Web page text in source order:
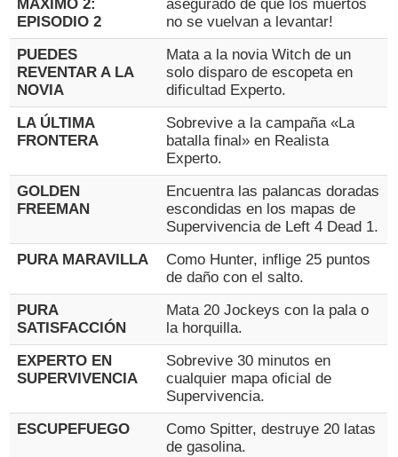
MÁXIMO 2:
EPISODIO 2
asegurado de que los muertos
no se vuelvan a levantar!
PUEDES
REVENTAR A LA
NOVIA
Mata a la novia Witch de un
solo disparo de escopeta en
dificultad Experto.
LA ÚLTIMA
FRONTERA
Sobrevive a la campaña «La
batalla final» en Realista
Experto.
GOLDEN
FREEMAN
Encuentra las palancas doradas
escondidas en los mapas de
Supervivencia de Left 4 Dead 1.
PURA MARAVILLA
Como Hunter, inflige 25 puntos
de daño con el salto.
PURA
SATISFACCIÓN
Mata 20 Jockeys con la pala o
la horquilla.
EXPERTO EN
SUPERVIVENCIA
Sobrevive 30 minutos en
cualquier mapa oficial de
Supervivencia.
ESCUPEFUEGO
Como Spitter, destruye 20 latas
de gasolina.